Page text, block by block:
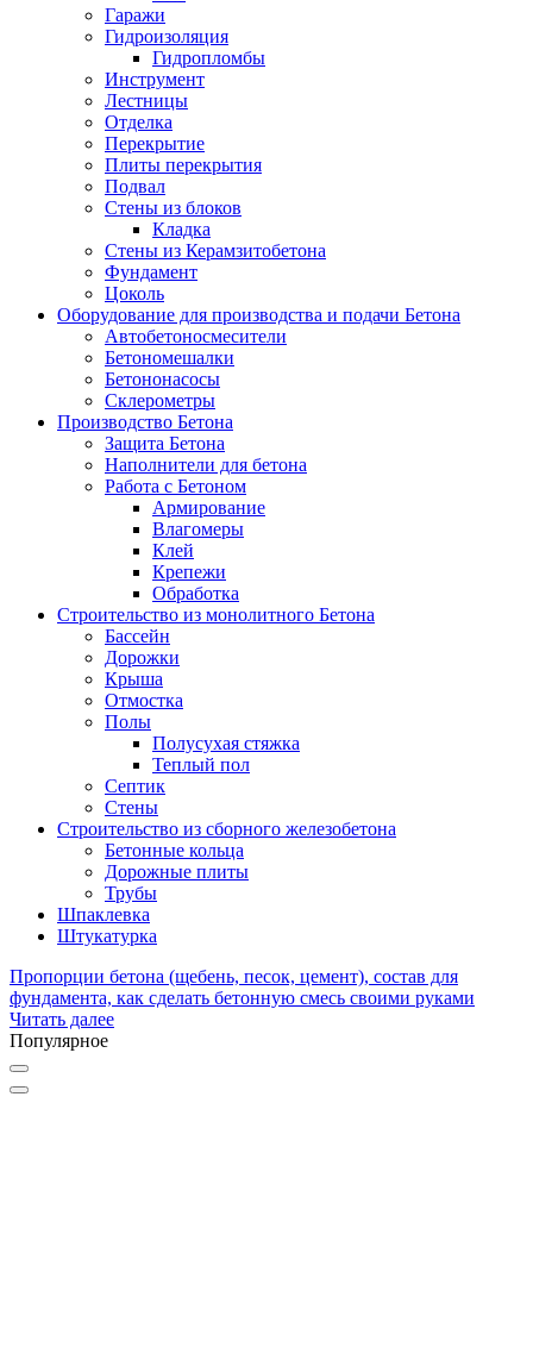
Гаражи
Гидроизоляция
Гидропломбы
Инструмент
Лестницы
Отделка
Перекрытие
Плиты перекрытия
Подвал
Стены из блоков
Кладка
Стены из Керамзитобетона
Фундамент
Цоколь
Оборудование для производства и подачи Бетона
Автобетоносмесители
Бетономешалки
Бетононасосы
Склерометры
Производство Бетона
Защита Бетона
Наполнители для бетона
Работа с Бетоном
Армирование
Влагомеры
Клей
Крепежи
Обработка
Строительство из монолитного Бетона
Бассейн
Дорожки
Крыша
Отмостка
Полы
Полусухая стяжка
Теплый пол
Септик
Стены
Строительство из сборного железобетона
Бетонные кольца
Дорожные плиты
Трубы
Шпаклевка
Штукатурка
Пропорции бетона (щебень, песок, цемент), состав для
фундамента, как сделать бетонную смесь своими руками
Читать далее
Популярное